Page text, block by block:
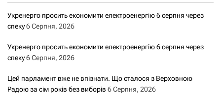
Укренерго просить економити електроенергію 6 серпня через
спеку6 Серпня, 2026
Укренерго просить економити електроенергію 6 серпня через
спеку6 Серпня, 2026
Цей парламент вже не впізнати. Що сталося з Верховною
Радою за сім років без виборів 6 Серпня, 2026